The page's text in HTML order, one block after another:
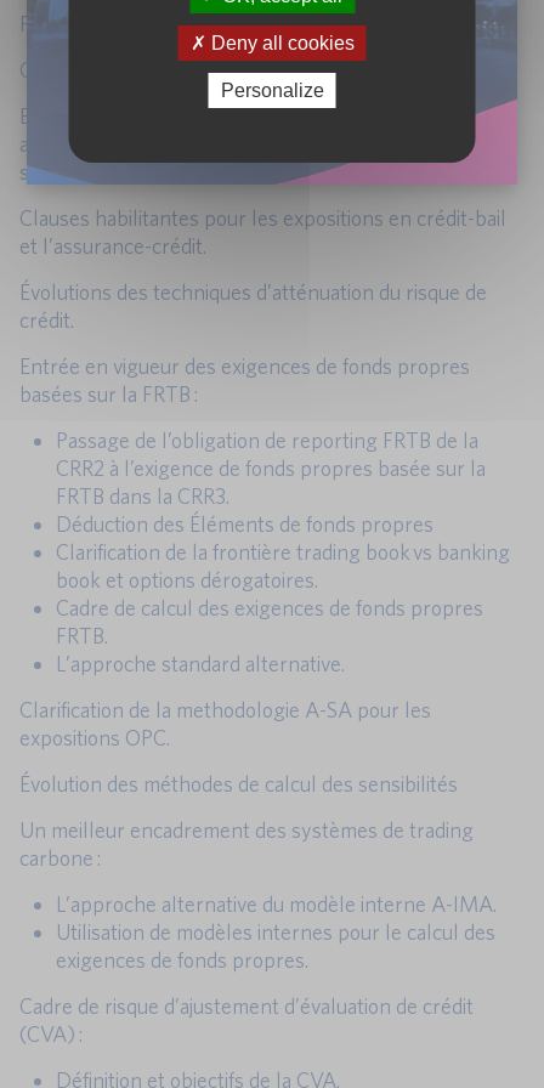
Périmètre et méthodes de calcul des modèles CCF.
Garanties fournies par les fournisseurs de protection.
Expositions de prêts spécialisés selon l’approche A-IRB
avec l’entrée en vigueur progressive des inputs floors
sur la PD et la LGD.
Clauses habilitantes pour les expositions en crédit-bail
et l’assurance-crédit.
Évolutions des techniques d’atténuation du risque de
crédit.
Entrée en vigueur des exigences de fonds propres
basées sur la FRTB :
Passage de l’obligation de reporting FRTB de la
CRR2 à l’exigence de fonds propres basée sur la
FRTB dans la CRR3.
Déduction des Éléments de fonds propres
Clarification de la frontière trading book vs banking
book et options dérogatoires.
Cadre de calcul des exigences de fonds propres
FRTB.
L’approche standard alternative.
Clarification de la methodologie A-SA pour les
expositions OPC.
Évolution des méthodes de calcul des sensibilités
Un meilleur encadrement des systèmes de trading
carbone :
L’approche alternative du modèle interne A-IMA.
Utilisation de modèles internes pour le calcul des
exigences de fonds propres.
Cadre de risque d’ajustement d’évaluation de crédit
(CVA) :
Définition et objectifs de la CVA.
Deny all cookies
Personalize